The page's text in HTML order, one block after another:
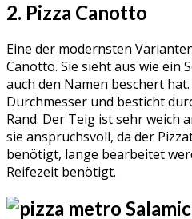
2. Pizza Canotto
Eine der modernsten
Canotto. Sie sieht aus wie ein
auch den Namen beschert
Durchmesser und besticht
Rand. Der Teig ist sehr weich
sie anspruchsvoll, da der
benötigt, lange bearbeitet
Reifezeit benötigt.